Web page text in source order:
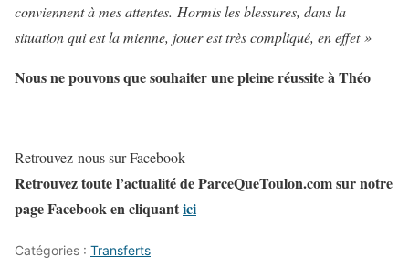
conviennent à mes attentes. Hormis les blessures, dans la
situation qui est la mienne, jouer est très compliqué, en effet »
Nous ne pouvons que souhaiter une pleine réussite à Théo
Retrouvez-nous sur Facebook
Retrouvez toute l’actualité de ParceQueToulon.com sur notre
page Facebook en cliquantici
Catégories : Transferts